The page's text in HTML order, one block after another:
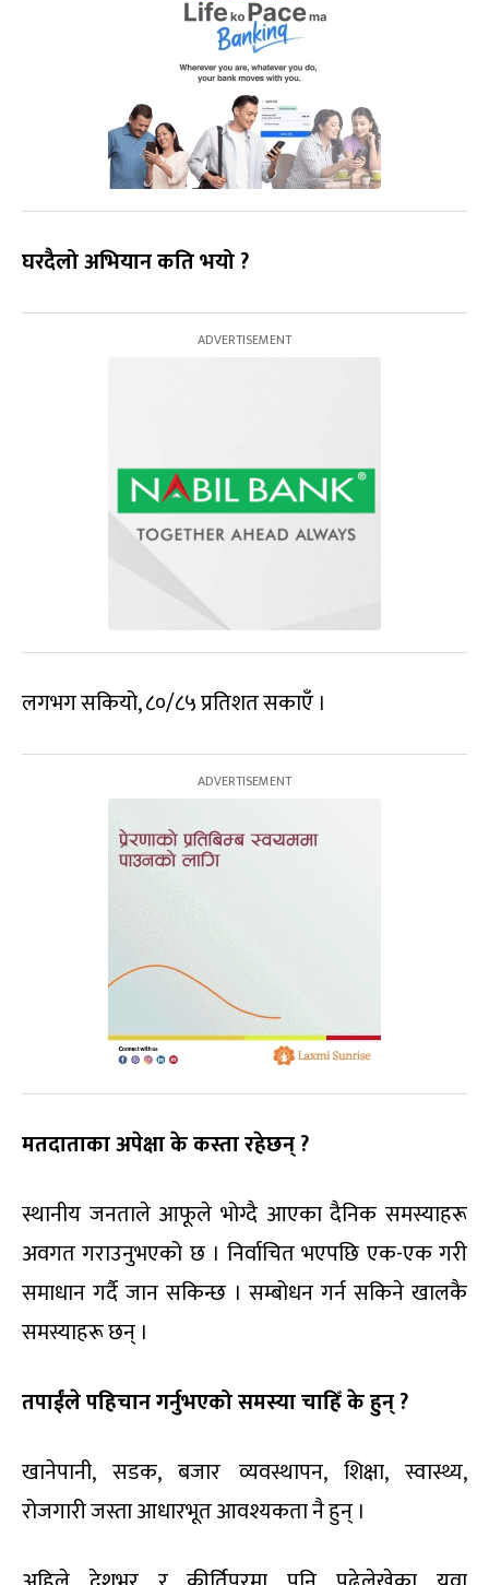
घरदैलो अभियान कति भयो ?
लगभग सकियो, ८०/८५ प्रतिशत सकाएँ ।
मतदाताका अपेक्षा के कस्ता रहेछन् ?
स्थानीय जनताले आफूले भोग्दै आएका दैनिक समस्याहरू
अवगत गराउनुभएको छ । निर्वाचित भएपछि एक-एक गरी
समाधान गर्दै जान सकिन्छ । सम्बोधन गर्न सकिने खालकै
समस्याहरू छन् ।
तपाईंले पहिचान गर्नुभएको समस्या चाहिँ के हुन् ?
खानेपानी, सडक, बजार व्यवस्थापन, शिक्षा, स्वास्थ्य,
रोजगारी जस्ता आधारभूत आवश्यकता नै हुन् ।